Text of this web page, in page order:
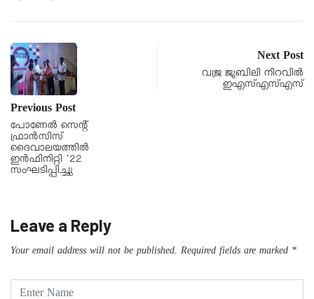
Previous Post
പോണേൽ സെന്റ്
ഫ്രാൻസിസ്
ദൈവാലയത്തിൽ
ഇൻഫിനിറ്റി ’22
സംഘടിപ്പിച്ചു
Next Post
വജ്ര ജൂബിലി നിറവില്‍
ഇഎസ്എസ്എസ്
Leave a Reply
Your email address will not be published. Required fields are marked *